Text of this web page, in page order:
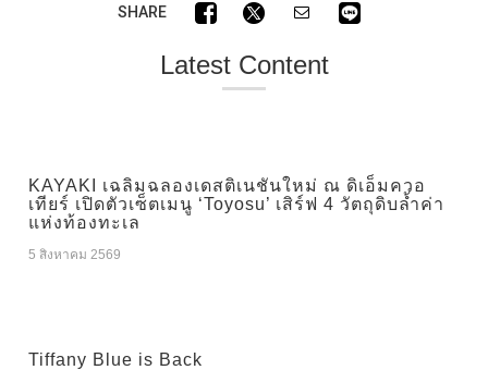
SHARE
Latest Content
KAYAKI เฉลิมฉลองเดสติเนชันใหม่ ณ ดิเอ็มควอ
เทียร์ เปิดตัวเซ็ตเมนู ‘Toyosu’ เสิร์ฟ 4 วัตถุดิบล้ำค่า
แห่งท้องทะเล
5 สิงหาคม 2569
Tiffany Blue is Back